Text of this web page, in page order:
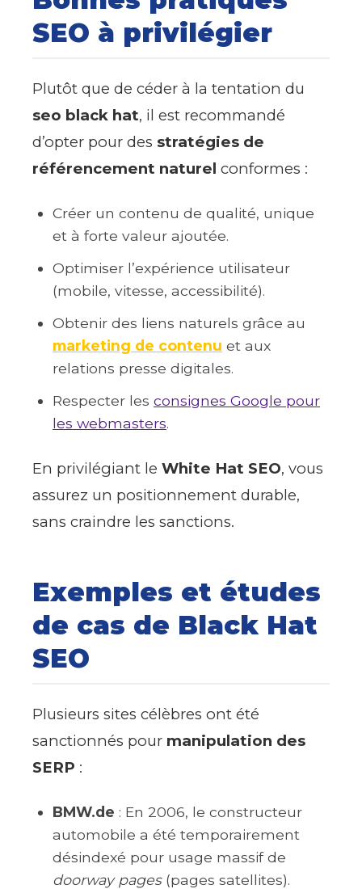
SEO à privilégier
Plutôt que de céder à la tentation du
seo black hat, il est recommandé
d’opter pour des stratégies de
référencement naturel conformes :
Créer un contenu de qualité, unique
et à forte valeur ajoutée.
Optimiser l’expérience utilisateur
(mobile, vitesse, accessibilité).
Obtenir des liens naturels grâce au
marketing de contenu et aux
relations presse digitales.
Respecter les consignes Google pour
les webmasters.
En privilégiant le White Hat SEO, vous
assurez un positionnement durable,
sans craindre les sanctions.
Exemples et études
de cas de Black Hat
SEO
Plusieurs sites célèbres ont été
sanctionnés pour manipulation des
SERP :
BMW.de : En 2006, le constructeur
automobile a été temporairement
désindexé pour usage massif de
doorway pages(pages satellites).